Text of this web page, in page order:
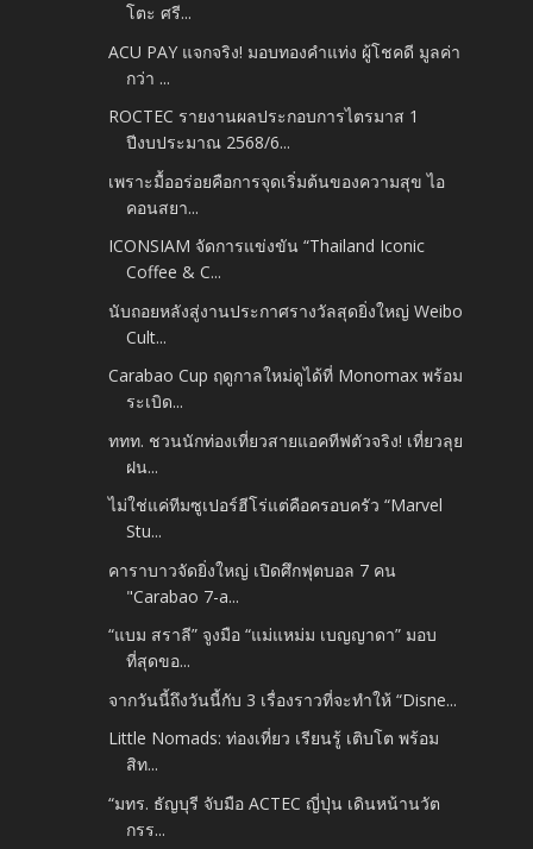
โตะ ศรี...
ACU PAY แจกจริง! มอบทองคำแท่ง ผู้โชคดี มูลค่า
กว่า ...
ROCTEC รายงานผลประกอบการไตรมาส 1
ปีงบประมาณ 2568/6...
เพราะมื้ออร่อยคือการจุดเริ่มต้นของความสุข ไอ
คอนสยา...
ICONSIAM จัดการแข่งขัน “Thailand Iconic
Coffee & C...
นับถอยหลังสู่งานประกาศรางวัลสุดยิ่งใหญ่ Weibo
Cult...
Carabao Cup ฤดูกาลใหม่ดูได้ที่ Monomax พร้อม
ระเบิด...
ททท. ชวนนักท่องเที่ยวสายแอคทีฟตัวจริง! เที่ยวลุย
ฝน...
ไม่ใช่แค่ทีมซูเปอร์ฮีโร่แต่คือครอบครัว “Marvel
Stu...
คาราบาวจัดยิ่งใหญ่ เปิดศึกฟุตบอล 7 คน
"Carabao 7-a...
“แบม สราลี” จูงมือ “แม่แหม่ม เบญญาดา” มอบ
ที่สุดขอ...
จากวันนี้ถึงวันนี้กับ 3 เรื่องราวที่จะทำให้ “Disne...
Little Nomads: ท่องเที่ยว เรียนรู้ เติบโต พร้อม
สิท...
“มทร. ธัญบุรี จับมือ ACTEC ญี่ปุ่น เดินหน้านวัต
กรร...